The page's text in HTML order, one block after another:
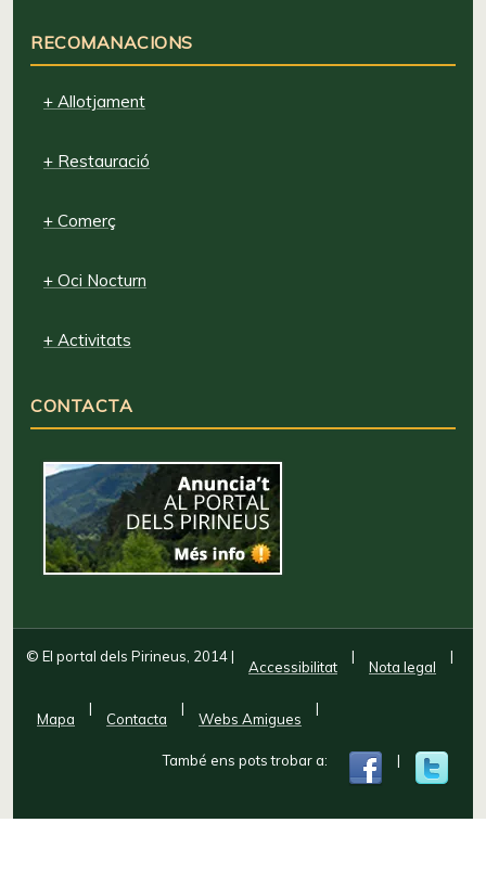
RECOMANACIONS
+ Allotjament
+ Restauració
+ Comerç
+ Oci Nocturn
+ Activitats
CONTACTA
© El portal dels Pirineus, 2014|
Accessibilitat
|
Nota legal
|
Mapa
|
Contacta
|
Webs Amigues
|
També ens pots trobar a: |